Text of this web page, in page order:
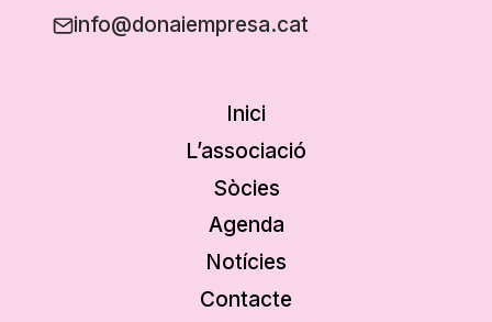
info@donaiempresa.cat
Inici
L’associació
Sòcies
Agenda
Notícies
Contacte